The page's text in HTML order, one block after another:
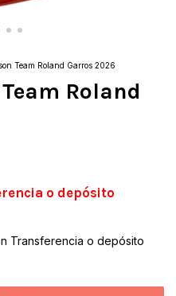
Team Roland Garros 2026
Roland
o depósito
Transferencia o depósito